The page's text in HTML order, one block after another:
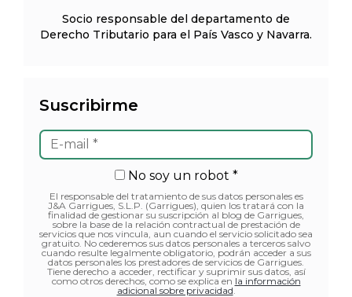
Socio responsable del departamento de
Derecho Tributario para el País Vasco y Navarra.
Suscribirme
No soy un robot *
El responsable del tratamiento de sus datos personales es
J&A Garrigues, S.L.P. (Garrigues), quien los tratará con la
finalidad de gestionar su suscripción al blog de Garrigues,
sobre la base de la relación contractual de prestación de
servicios que nos vincula, aun cuando el servicio solicitado sea
gratuito. No cederemos sus datos personales a terceros salvo
cuando resulte legalmente obligatorio, podrán acceder a sus
datos personales los prestadores de servicios de Garrigues.
Tiene derecho a acceder, rectificar y suprimir sus datos, así
como otros derechos, como se explica en la información
adicional sobre privacidad.